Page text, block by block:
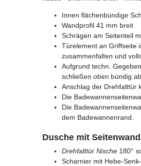
Innen flächenbündige
Wandprofil 41 mm breit
Schrägen am Seitenteil
Türelement an Griffseite
zusammenfalten und
Aufgrund techn.
schließen oben bündig ab.
Anschlag der Drehfalttür
Die
Die
dem Badewannenrand.
Dusche mit
Drehfalttür Nische 180°
Scharnier mit Hebe-